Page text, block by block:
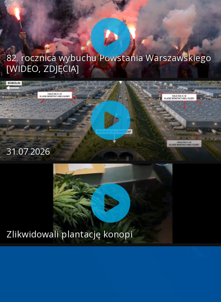
82. rocznica wybuchu Powstania Warszawskiego
[WIDEO, ZDJĘCIA]
31.07.2026
Zlikwidowali plantację konopi